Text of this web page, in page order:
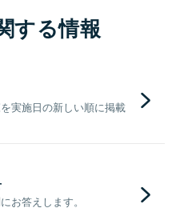
する情報
実施日の新しい順に掲載
お答えします。